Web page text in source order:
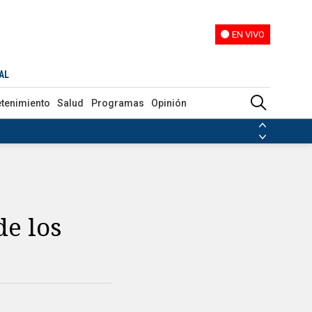
EN VIVO
Salud Programas Opinión
los